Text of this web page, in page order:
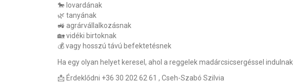
🐎 lovardának
🌿 tanyának
🚜 agrárvállalkozásnak
🏡 vidéki birtoknak
💰 vagy hosszú távú befektetésnek
Ha egy olyan helyet keresel, ahol a reggelek madárcsicsergéssel
📩 Érdeklődni +36 30 202 62 61 , Cseh-Szabó Szilvia